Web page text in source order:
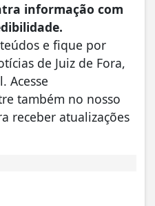
informação com
e fique por
de Juiz de Fora,
Acesse
também no nosso
receber atualizações